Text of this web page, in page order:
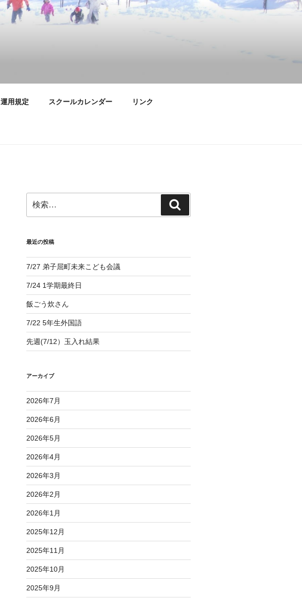
運用規定 スクールカレンダー リンク
索:
索
最近の投稿
7/27 弟子屈町未来こども会議
7/24 1学期最終日
飯ごう炊さん
7/22 5年生外国語
先週(7/12）玉入れ結果
アーカイブ
2026年7月
2026年6月
2026年5月
2026年4月
2026年3月
2026年2月
2026年1月
2025年12月
2025年11月
2025年10月
2025年9月